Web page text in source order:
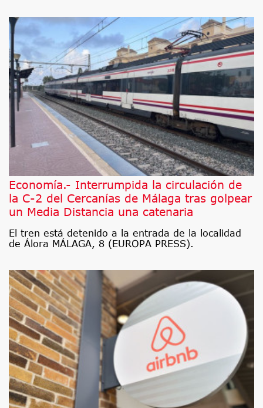
Economía.- Interrumpida la circulación de
la C-2 del Cercanías de Málaga tras golpear
un Media Distancia una catenaria
El tren está detenido a la entrada de la localidad
de Álora MÁLAGA, 8 (EUROPA PRESS).